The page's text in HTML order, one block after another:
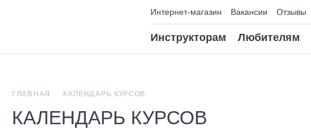
Интернет-магазин Вакансии Отзывы
Инструкторам Любителям
ГЛАВНАЯ КАЛЕНДАРЬ КУРСОВ
КАЛЕНДАРЬ КУРСОВ